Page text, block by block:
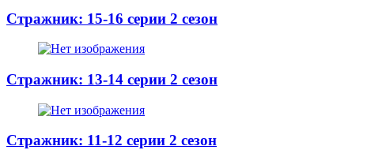
Стражник: 15-16 серии 2 сезон
Стражник: 13-14 серии 2 сезон
Стражник: 11-12 серии 2 сезон